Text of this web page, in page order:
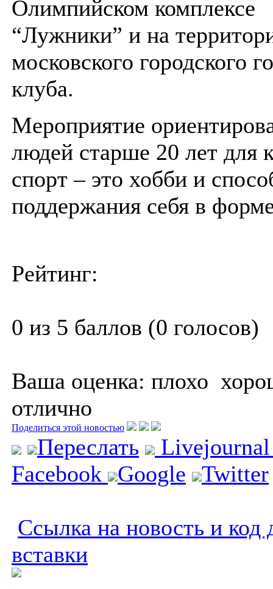
Олимпийском комплексе
“Лужники” и на
московского городского
клуба.
Мероприятие
людей старше 20 лет для
спорт – это хобби и
поддержания себя в
Рейтинг:
0 из 5 баллов (0 голосов)
Ваша оценка: плохо
отлично
Поделиться этой новостью
Переслать
Facebook
Google Twitter
Ссылка на новость и код
вставки